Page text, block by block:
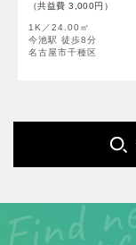
（共益費 3,000円）
名古屋市千種区
1K／24.00㎡
今池駅 徒歩8分